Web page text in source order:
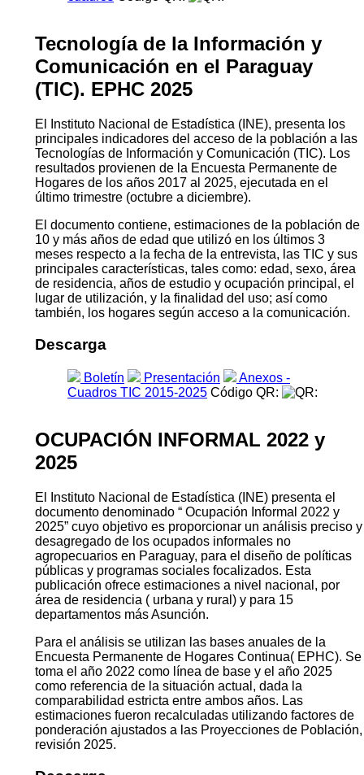
Tecnología de la Información y
Comunicación en el Paraguay
(TIC). EPHC 2025
El Instituto Nacional de Estadística (INE), presenta los
principales indicadores del acceso de la población a las
Tecnologías de Información y Comunicación (TIC). Los
resultados provienen de la Encuesta Permanente de
Hogares de los años 2017 al 2025, ejecutada en el
último trimestre (octubre a diciembre).
El documento contiene, estimaciones de la población de
10 y más años de edad que utilizó en los últimos 3
meses respecto a la fecha de la entrevista, las TIC y sus
principales características, tales como: edad, sexo, área
de residencia, años de estudio y ocupación principal, el
lugar de utilización, y la finalidad del uso; así como
también, los hogares según acceso a la comunicación.
Descarga
Boletín Presentación
Anexos -
Cuadros TIC 2015-2025 Código QR:
OCUPACIÓN INFORMAL 2022 y
2025
El Instituto Nacional de Estadística (INE) presenta el
documento denominado “ Ocupación Informal 2022 y
2025” cuyo objetivo es proporcionar un análisis preciso y
desagregado de los ocupados informales no
agropecuarios en Paraguay, para el diseño de políticas
públicas y programas sociales focalizados. Esta
publicación ofrece estimaciones a nivel nacional, por
área de residencia ( urbana y rural) y para 15
departamentos más Asunción.
Para el análisis se utilizan las bases anuales de la
Encuesta Permanente de Hogares Continua( EPHC). Se
toma el año 2022 como línea de base y el año 2025
como referencia de la situación actual, dada la
comparabilidad estricta entre ambos años. Las
estimaciones fueron recalculadas utilizando factores de
ponderación ajustados a las Proyecciones de Población,
revisión 2025.